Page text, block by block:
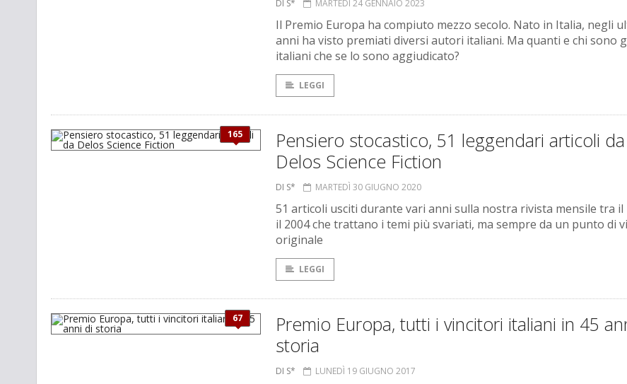
DI S* MARTEDÌ 24 GENNAIO 2023
Il Premio Europa ha compiuto mezzo secolo. Nato in Italia, negli
anni ha visto premiati diversi autori italiani. Ma quanti e chi sono
italiani che se lo sono aggiudicato?
LEGGI
165
Pensiero stocastico, 51 leggendari articoli da
Delos Science Fiction
DI S* MARTEDÌ 30 GIUGNO 2020
51 articoli usciti durante vari anni sulla nostra rivista mensile tra il
il 2004 che trattano i temi più svariati, ma sempre da un punto di
originale
LEGGI
67
Premio Europa, tutti i vincitori italiani in 45
storia
DI S* LUNEDÌ 19 GIUGNO 2017